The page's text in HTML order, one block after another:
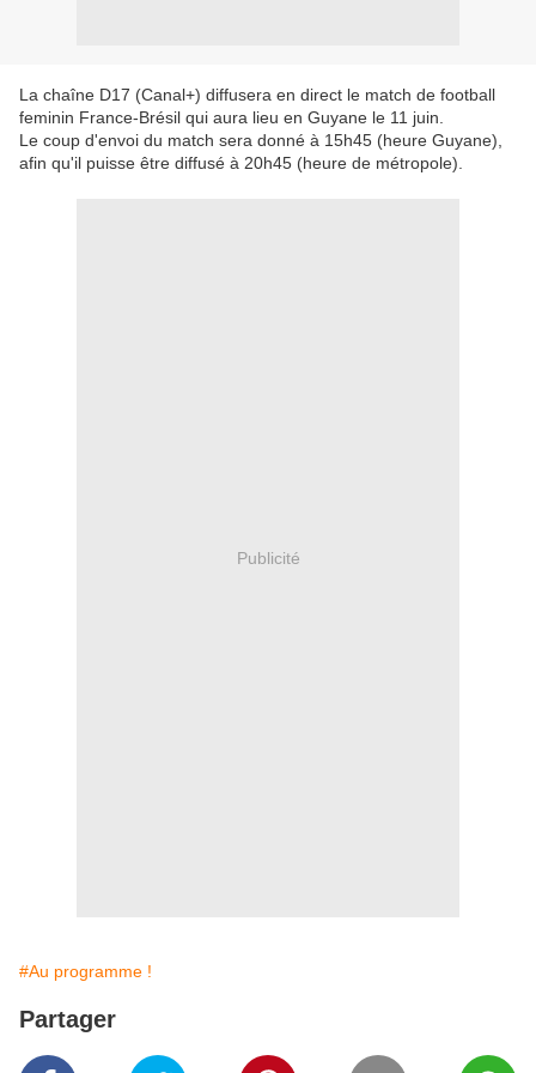
La chaîne D17 (Canal+) diffusera en direct le match de football
feminin France-Brésil qui aura lieu en Guyane le 11 juin.
Le coup d'envoi du match sera donné à 15h45 (heure Guyane),
afin qu'il puisse être diffusé à 20h45 (heure de métropole).
Publicité
#Au programme !
Partager